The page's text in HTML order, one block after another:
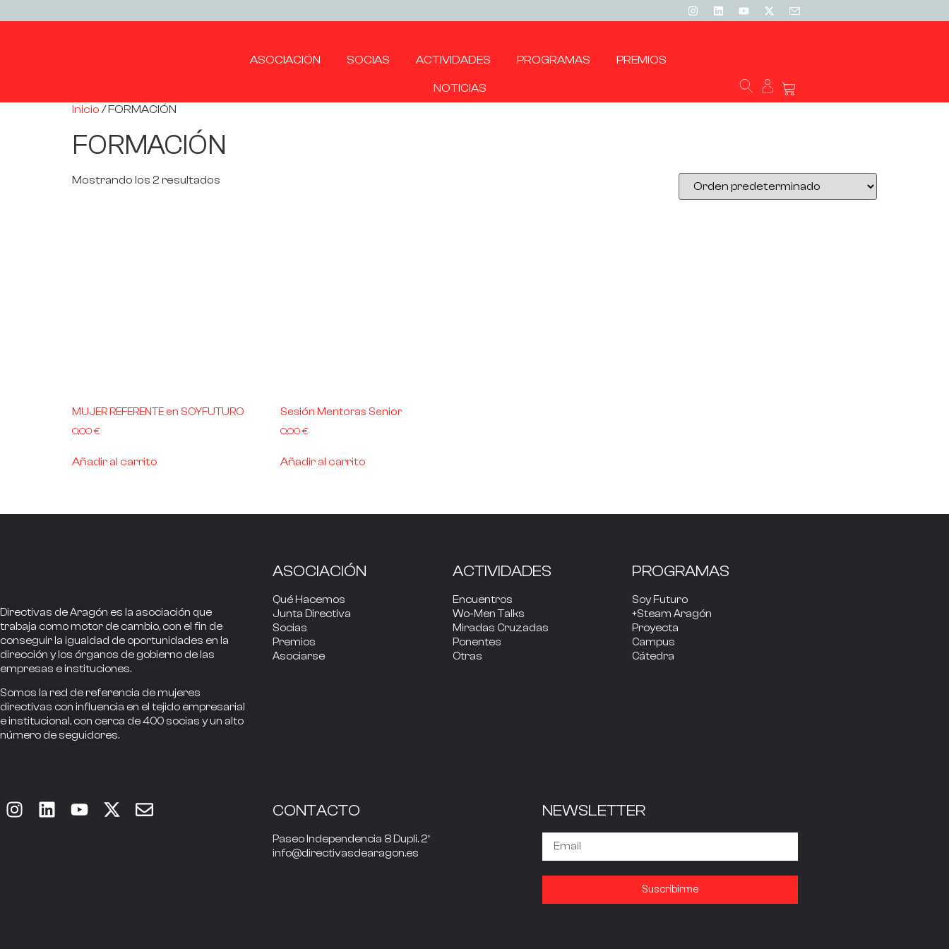
ASOCIACIÓN SOCIAS ACTIVIDADES PROGRAMAS PREMIOS
NOTICIAS
Inicio / FORMACIÓN
FORMACIÓN
Mostrando los 2 resultados
MUJER REFERENTE en SOYFUTURO
0,00€
Añadir al carrito
Sesión Mentoras Senior
0,00€
Añadir al carrito
Directivas de Aragón es la asociación que
trabaja comomotor de cambio, con el fin de
conseguir la igualdad de oportunidades en la
dirección y los órganos de gobierno de las
empresas e instituciones.
Somos la red de referencia de mujeres
directivas con influencia en el tejido empresarial
e institucional, con cerca de400 socias y un alto
número de seguidores.
ASOCIACIÓN
Qué Hacemos
Junta Directiva
Socias
Premios
Asociarse
ACTIVIDADES
Encuentros
Wo-Men Talks
Miradas Cruzadas
Ponentes
Otras
PROGRAMAS
Soy Futuro
+Steam Aragón
Proyecta
Campus
Cátedra
CONTACTO
Paseo Independencia 8 Dupli. 2º
info@directivasdearagon.es
NEWSLETTER
Suscribirme